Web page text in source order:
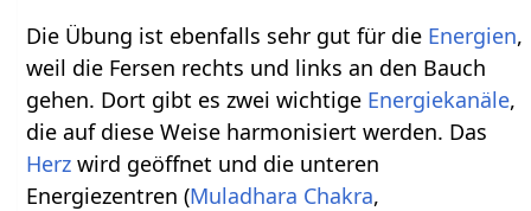
Die Übung ist ebenfalls sehr gut für die Energien,
weil die Fersen rechts und links an den Bauch
gehen. Dort gibt es zwei wichtige Energiekanäle,
die auf diese Weise harmonisiert werden. Das
Herz wird geöffnet und die unteren
Energiezentren (Muladhara Chakra,